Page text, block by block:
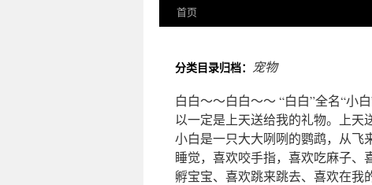
首页
分类目录归档： 宠物
白白～～白白～～ “白白”全名“小
以一定是上天送给我的礼物。上天
小白是一只大大咧咧的鹦鹉，从飞
睡觉，喜欢咬手指，喜欢吃麻子、
孵宝宝、喜欢跳来跳去、喜欢在